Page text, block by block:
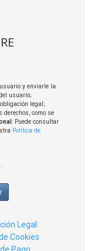
y enviarle la
usuario;
legal;
derechos, como se
: Puede consultar
Política de
Legal
Cookies
Pago